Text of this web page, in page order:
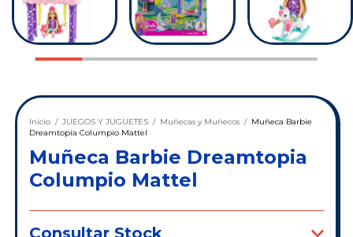
Inicio / JUEGOS Y JUGUETES / Muñecas y Muñecos / Muñeca Barbie
Dreamtopia Columpio Mattel
Muñeca Barbie Dreamtopia
Columpio Mattel
Consultar Stock